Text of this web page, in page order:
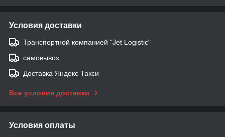
Условия доставки
Транспортной компанией "Jet Logistic"
самовывоз
Доставка Яндекс Такси
Все условия доставки
Условия оплаты